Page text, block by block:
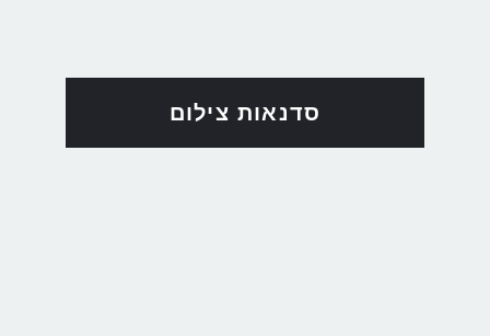
סדנאות צילום